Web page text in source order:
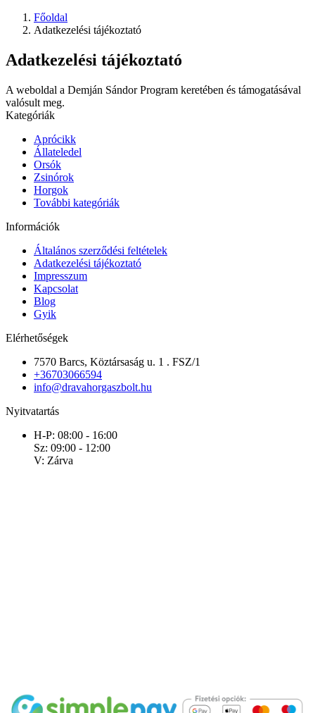
Főoldal
Adatkezelési tájékoztató
Adatkezelési tájékoztató
A weboldal a Demján Sándor Program keretében és támogatásával
valósult meg.
Kategóriák
Aprócikk
Állateledel
Orsók
Zsinórok
Horgok
További kategóriák
Információk
Általános szerződési feltételek
Adatkezelési tájékoztató
Impresszum
Kapcsolat
Blog
Gyik
Elérhetőségek
7570 Barcs, Köztársaság u. 1 . FSZ/1
+36703066594
info@dravahorgaszbolt.hu
Nyitvatartás
H-P: 08:00 - 16:00
Sz: 09:00 - 12:00
V: Zárva